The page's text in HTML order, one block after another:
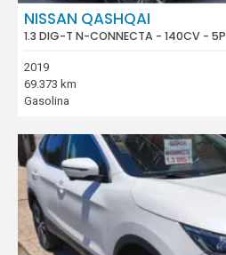
NISSAN QASHQAI
1.3 DIG-T N-CONNECTA - 140CV - 5P
2019
69.373 km
Gasolina